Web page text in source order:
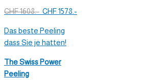
CHF 1608.- CHF 1578.-
Das beste Peeling
dass Sie je hatten!
The Swiss Power
Peeling